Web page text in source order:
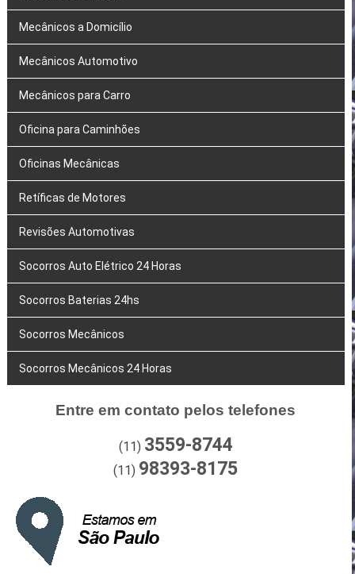
Mecânicos a Domicílio
Mecânicos Automotivo
Mecânicos para Carro
Oficina para Caminhões
Oficinas Mecânicas
Retíficas de Motores
Revisões Automotivas
Socorros Auto Elétrico 24 Horas
Socorros Baterias 24hs
Socorros Mecânicos
Socorros Mecânicos 24 Horas
Entre em contato pelos telefones
(11) 3559-8744
(11) 98393-8175